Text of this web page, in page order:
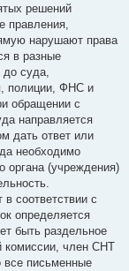
решений
правления,
нарушают права
в разные
до суда,
полиции, ФНС и
обращении с
направляется
дать ответ или
необходимо
органа (учреждения)
соответствии с
определяется
быть раздельное
комиссии, член СНТ
письменные